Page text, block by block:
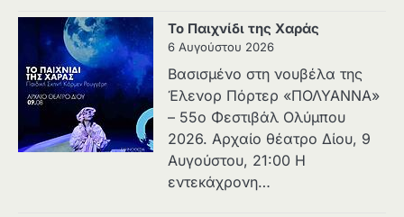
Το Παιχνίδι της Χαράς
6 Αυγούστου 2026
Βασισμένο στη νουβέλα της
Έλενορ Πόρτερ «ΠΟΛΥΑΝΝΑ»
– 55ο Φεστιβάλ Ολύμπου
2026. Αρχαίο θέατρο Δίου, 9
Αυγούστου, 21:00 Η
εντεκάχρονη…